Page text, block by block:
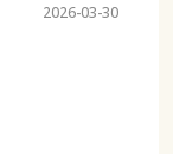
2026-03-30